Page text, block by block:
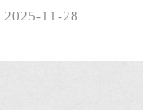
2025-11-28